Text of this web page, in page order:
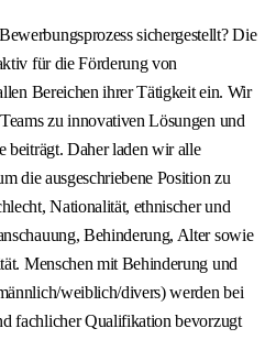
sichergestellt? Die
für die Förderung von
Bereichen ihrer Tätigkeit ein. Wir
zu innovativen Lösungen und
beiträgt. Daher laden wir alle
die ausgeschriebene Position zu
Nationalität, ethnischer und
Behinderung, Alter sowie
Menschen mit Behinderung und
weiblich/divers) werden bei
fachlicher Qualifikation bevorzugt